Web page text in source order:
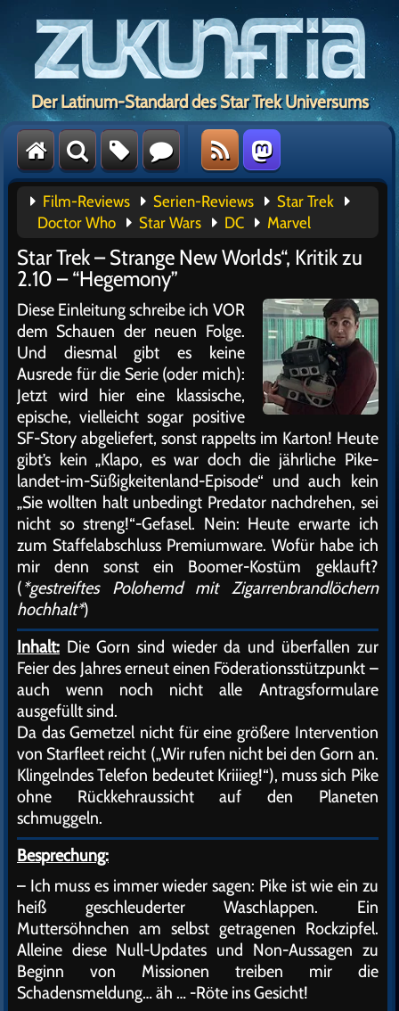
Der Latinum-Standard des Star Trek Universums
Film-Reviews Serien-Reviews
Star Trek
Doctor Who
Star Wars DC Marvel
Star Trek – Strange New Worlds“, Kritik zu
2.10 – “Hegemony”
Diese Einleitung schreibe ich VOR
dem Schauen der neuen Folge.
Und diesmal gibt es keine
Ausrede für die Serie (oder mich):
Jetzt wird hier eine klassische,
epische, vielleicht sogar positive
SF-Story abgeliefert, sonst rappelts im Karton! Heute
gibt’s kein „Klapo, es war doch die jährliche Pike-
landet-im-Süßigkeitenland-Episode“ und auch kein
„Sie wollten halt unbedingt Predator nachdrehen, sei
nicht so streng!“-Gefasel. Nein: Heute erwarte ich
zum Staffelabschluss Premiumware. Wofür habe ich
mir denn sonst ein Boomer-Kostüm geklauft?
(*gestreiftes Polohemd mit Zigarrenbrandlöchern
hochhalt*)
Inhalt: Die Gorn sind wieder da und überfallen zur
Feier des Jahres erneut einen Föderationsstützpunkt –
auch wenn noch nicht alle Antragsformulare
ausgefüllt sind.
Da das Gemetzel nicht für eine größere Intervention
von Starfleet reicht („Wir rufen nicht bei den Gorn an.
Klingelndes Telefon bedeutet Kriiieg!“), muss sich Pike
ohne Rückkehraussicht auf den Planeten
schmuggeln.
Besprechung:
– Ich muss es immer wieder sagen: Pike ist wie ein zu
heiß geschleuderter Waschlappen. Ein
Muttersöhnchen am selbst getragenen Rockzipfel.
Alleine diese Null-Updates und Non-Aussagen zu
Beginn von Missionen treiben mir die
Schadensmeldung… äh … -Röte ins Gesicht!